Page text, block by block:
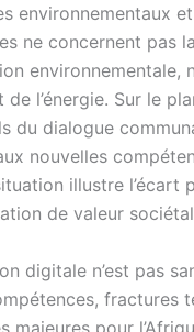
environnementaux
ne concernent pas
environnementale,
de l’énergie. Sur le
du dialogue
nouvelles
illustre l’écart
de valeur
digitale n’est pas
fractures
majeures pour